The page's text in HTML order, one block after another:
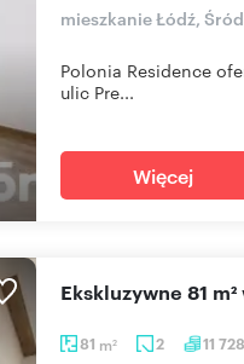
mieszkanie Łódź,
Polonia Residence
ulic Pre...
Więcej
81 m2 2 11 728
Ekskluzywne 81